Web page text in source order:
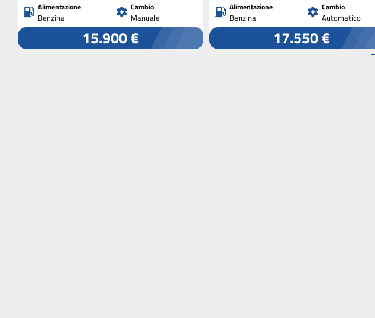
Alimentazione
Benzina
Cambio
Manuale
15.900 €
Alimentazione
Benzina
Cambio
Automatico
17.550 €